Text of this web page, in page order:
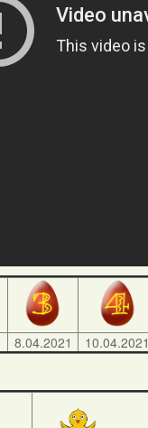
8.04.2021 10.04.2021